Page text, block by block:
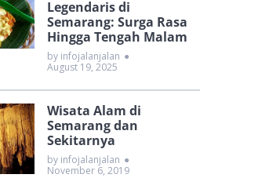
Legendaris di
Semarang: Surga Rasa
Hingga Tengah Malam
by infojalanjalan ●
August 19, 2025
Wisata Alam di
Semarang dan
Sekitarnya
by infojalanjalan ●
November 6, 2019